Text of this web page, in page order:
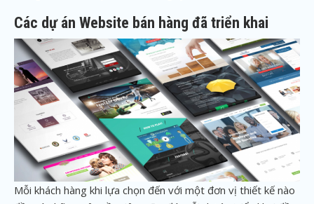
Các dự án Website bán hàng đã triển khai
Mỗi khách hàng khi lựa chọn đến với một đơn vị thiết kế nào